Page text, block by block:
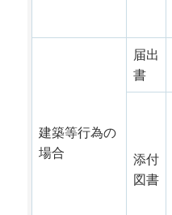
建築等行為の
場合
届出
書
添付
図書